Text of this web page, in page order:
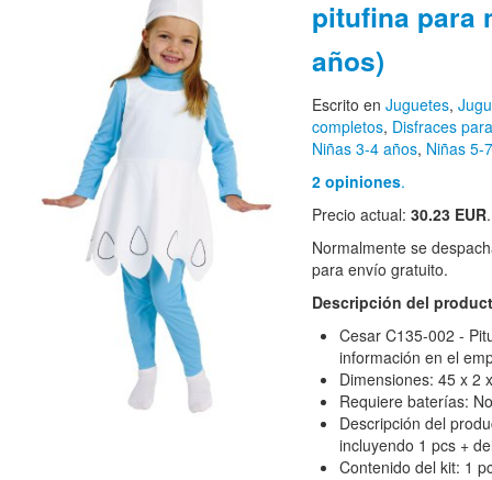
pitufina para
años)
Escrito en Juguetes,
completos, Disfraces
Niñas 3-4 años, Niñas 5-
2 opiniones.
Precio actual: 30.23 EUR.
Normalmente se
para envío gratuito.
Descripción del
Cesar C135-002 -
información en el
Dimensiones: 45 x 2
Requiere baterías: No
Descripción del
incluyendo 1 pcs +
Contenido del kit: 1